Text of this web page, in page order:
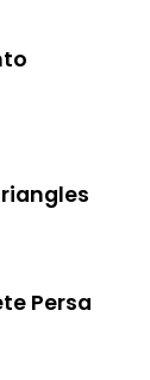
Persa